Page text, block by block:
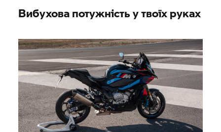
Вибухова потужність у твоїх руках